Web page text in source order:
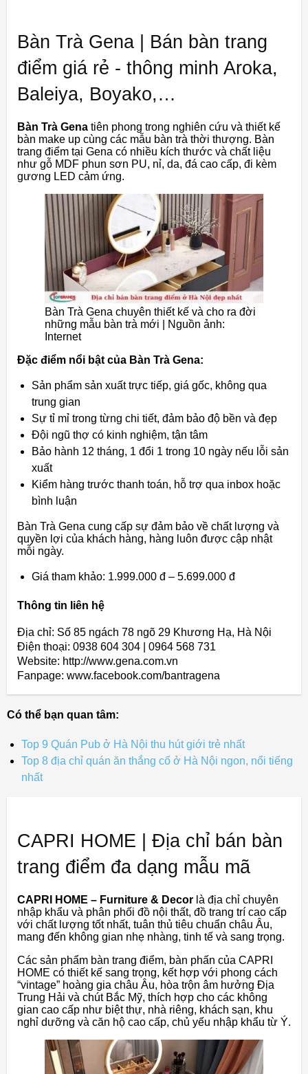
Bàn Trà Gena | Bán bàn trang
điểm giá rẻ - thông minh Aroka,
Baleiya, Boyako,…
Bàn Trà Gena tiên phong trong nghiên cứu và thiết kế
bàn make up cùng các mẫu bàn trà thời thượng. Bàn
trang điểm tại Gena có nhiều kích thước và chất liệu
như gỗ MDF phun sơn PU, nỉ, da, đá cao cấp, đi kèm
gương LED cảm ứng.
Bàn Trà Gena chuyên thiết kế và cho ra đời
những mẫu bàn trà mới | Nguồn ảnh:
Internet
Đặc điểm nổi bật của Bàn Trà Gena:
Sản phẩm sản xuất trực tiếp, giá gốc, không qua
trung gian
Sự tỉ mỉ trong từng chi tiết, đảm bảo độ bền và đẹp
Đội ngũ thợ có kinh nghiệm, tận tâm
Bảo hành 12 tháng, 1 đổi 1 trong 10 ngày nếu lỗi sản
xuất
Kiểm hàng trước thanh toán, hỗ trợ qua inbox hoặc
bình luận
Bàn Trà Gena cung cấp sự đảm bảo về chất lượng và
quyền lợi của khách hàng, hàng luôn được cập nhật
mỗi ngày.
Giá tham khảo: 1.999.000 đ – 5.699.000 đ
Thông tin liên hệ
Địa chỉ: Số 85 ngách 78 ngõ 29 Khương Hạ, Hà Nội
Điện thoại: 0938 604 304 | 0964 568 731
Website: http://www.gena.com.vn
Fanpage: www.facebook.com/bantragena
Có thể bạn quan tâm:
Top 9 Quán Pub ở Hà Nội thu hút giới trẻ nhất
Top 8 địa chỉ quán ăn thắng cố ở Hà Nội ngon, nổi tiếng
nhất
CAPRI HOME | Địa chỉ bán bàn
trang điểm đa dạng mẫu mã
CAPRI HOME – Furniture & Decor là địa chỉ chuyên
nhập khẩu và phân phối đồ nội thất, đồ trang trí cao cấp
với chất lượng tốt nhất, tuân thủ tiêu chuẩn châu Âu,
mang đến không gian nhẹ nhàng, tinh tế và sang trọng.
Các sản phẩm bàn trang điểm, bàn phấn của CAPRI
HOME có thiết kế sang trọng, kết hợp với phong cách
“vintage” hoàng gia châu Âu, hòa trộn âm hưởng Địa
Trung Hải và chút Bắc Mỹ, thích hợp cho các không
gian cao cấp như biệt thự, nhà riêng, khách sạn, khu
nghỉ dưỡng và căn hộ cao cấp, chủ yếu nhập khẩu từ Ý.